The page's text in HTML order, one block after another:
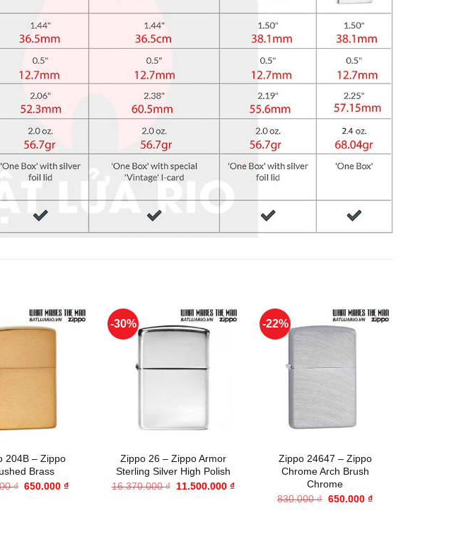
204B – Zippo
Brass
₫ Giá
650.000₫Giá
-30%
Zippo 26 – Zippo Armor
Sterling Silver High Polish
16.370.000₫ Giá
11.500.000₫Giá
-22%
Zippo 24647 – Zippo
Chrome Arch Brush
Chrome
830.000₫ Giá
650.000 ₫Giá